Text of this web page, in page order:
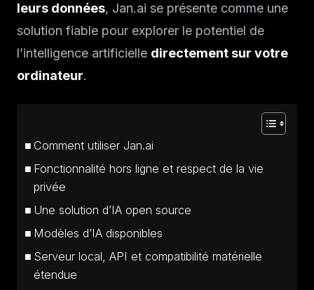
leurs données, Jan.ai se présente comme une
solution fiable pour explorer le potentiel de
l’intelligence artificielle directement sur votre
ordinateur.
Comment utiliser Jan.ai
Fonctionnalité hors ligne et respect de la vie
privée
Une solution d’IA open source
Modèles d’IA disponibles
Serveur local, API et compatibilité matérielle
étendue